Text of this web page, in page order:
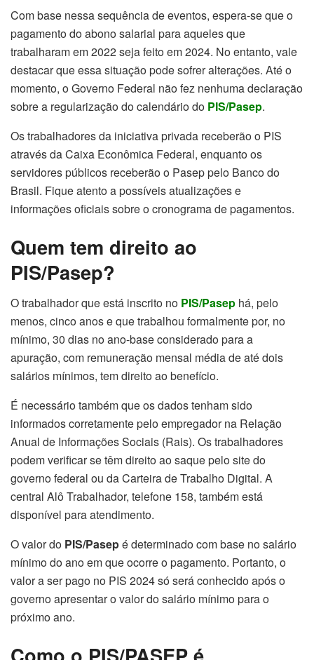
Com base nessa sequência de eventos, espera-se que o
pagamento do abono salarial para aqueles que
trabalharam em 2022 seja feito em 2024. No entanto, vale
destacar que essa situação pode sofrer alterações. Até o
momento, o Governo Federal não fez nenhuma declaração
sobre a regularização do calendário do PIS/Pasep.
Os trabalhadores da iniciativa privada receberão o PIS
através da Caixa Econômica Federal, enquanto os
servidores públicos receberão o Pasep pelo Banco do
Brasil. Fique atento a possíveis atualizações e
informações oficiais sobre o cronograma de pagamentos.
Quem tem direito ao
PIS/Pasep?
O trabalhador que está inscrito no PIS/Pasep há, pelo
menos, cinco anos e que trabalhou formalmente por, no
mínimo, 30 dias no ano-base considerado para a
apuração, com remuneração mensal média de até dois
salários mínimos, tem direito ao benefício.
É necessário também que os dados tenham sido
informados corretamente pelo empregador na Relação
Anual de Informações Sociais (Rais). Os trabalhadores
podem verificar se têm direito ao saque pelo site do
governo federal ou da Carteira de Trabalho Digital. A
central Alô Trabalhador, telefone 158, também está
disponível para atendimento.
O valor do PIS/Pasepé determinado com base no salário
mínimo do ano em que ocorre o pagamento. Portanto, o
valor a ser pago no PIS 2024 só será conhecido após o
governo apresentar o valor do salário mínimo para o
próximo ano.